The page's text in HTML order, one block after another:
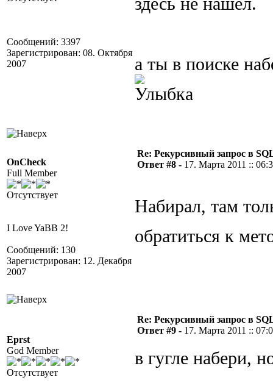
Сообщений: 3397
Зарегистрирован: 08. Октября
2007
а ты в поиске
OnCheck
Full Member
Отсутствует
I Love YaBB 2!
Сообщений: 130
Зарегистрирован: 12. Декабря
2007
Re: Рекурсивный запрос в
Ответ #8 - 17. Марта 2011 ::
Набирал, там
обратиться к
Eprst
God Member
Отсутствует
Re: Рекурсивный запрос в
Ответ #9 - 17. Марта 2011 ::
в гугле набери,